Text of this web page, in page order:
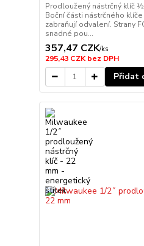
Prodloužený nástrčný klíč
Boční části nástrčného
zabraňují odvalení. Strany
snadné pou...
357,47 CZK/ks
295,43 CZKbez DPH
Přidat